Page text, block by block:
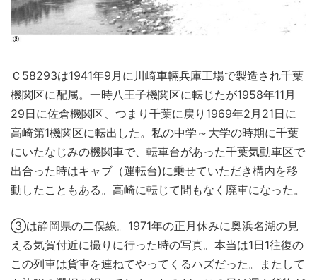
Ｃ58293は1941年9月に川崎車輛兵庫工場で製造され千葉
機関区に配属。一時八王子機関区に転じたが1958年11月
29日に佐倉機関区、つまり千葉に戻り1969年2月21日に
高崎第1機関区に転出した。私の中学～大学の時期に千葉
にいたなじみの機関車で、転車台があった千葉気動車区で
出合った時はキャブ（運転台)に乗せていただき構内を移
動したこともある。高崎に転じて間もなく廃車になった。
③は静岡県の二俣線。1971年の正月休みに奥浜名湖の見
える気賀付近に撮りに行った時の写真。本当は1日1往復の
この列車は貨車を連ねてやってくるハズだった。またして